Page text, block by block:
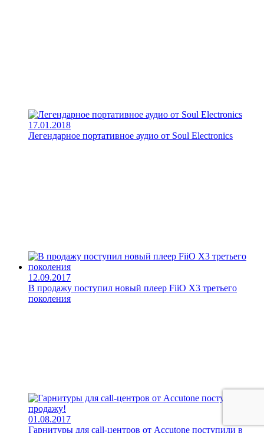
17.01.2018
Легендарное портативное аудио от Soul Electronics
12.09.2017
В продажу поступил новый плеер FiiO X3 третьего
поколения
01.08.2017
Гарнитуры для call-центров от Accutone поступили в